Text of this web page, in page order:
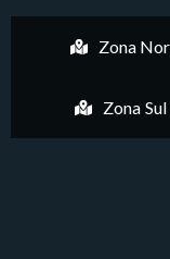
Zona
Zona Sul